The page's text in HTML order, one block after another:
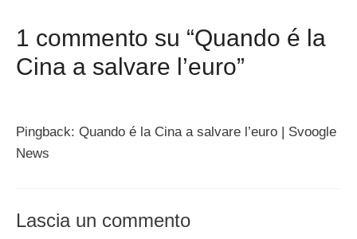
1 commento su “Quando é la
Cina a salvare l’euro”
Pingback: Quando é la Cina a salvare l’euro | Svoogle
News
Lascia un commento